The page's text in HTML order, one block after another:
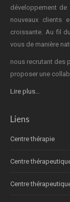
développement
nouveaux clients
croissante. Au fil
vous de manière
nous recrutant des
proposer une
Lire plus…
Liens
Centre thérapie
Centre
Centre